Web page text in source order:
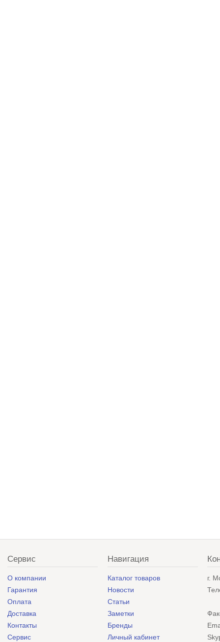
Сервис
О компании
Гарантия
Оплата
Доставка
Контакты
Сервис
Навигация
Каталог товаров
Новости
Статьи
Заметки
Бренды
Личный кабинет
г.